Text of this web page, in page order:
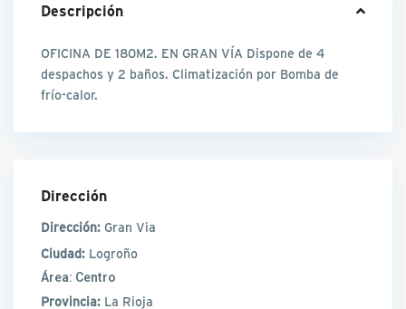
Descripción
OFICINA DE 180M2. EN GRAN VÍA Dispone de 4
despachos y 2 baños. Climatización por Bomba de
frío-calor.
Dirección
Dirección: Gran Via
Ciudad: Logroño
Área: Centro
Provincia: La Rioja